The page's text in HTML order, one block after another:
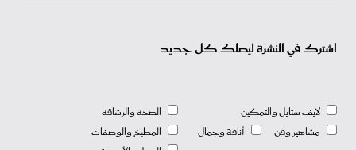
اشترك في النشرة ليصلك كل جديد
لايف ستايل والتمكين
مشاهير وفن
أناقة وجمال
الصحة والرشاقة
المطبخ والوصفات